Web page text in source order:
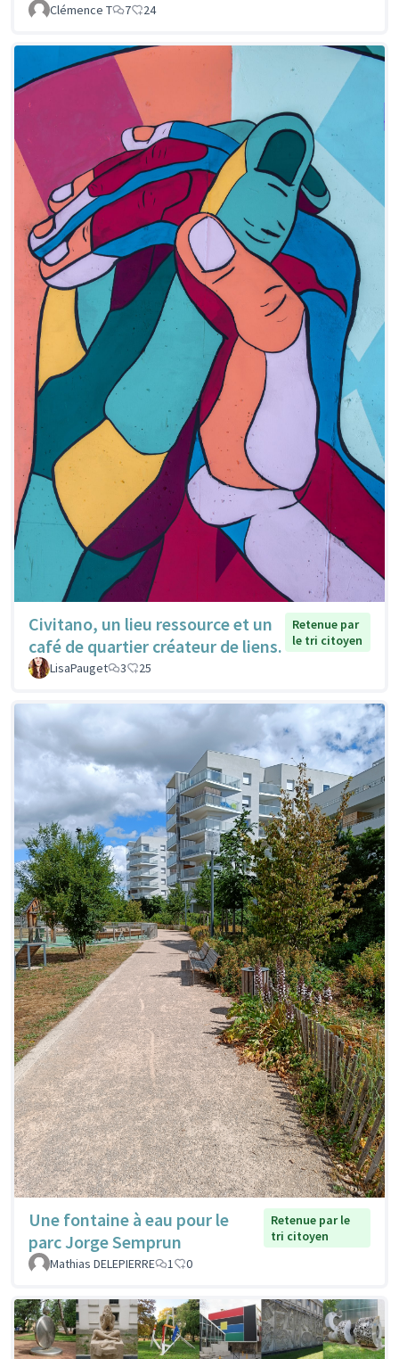
Clémence T
7 24
Civitano, un lieu ressource et un
café de quartier créateur de liens.
Retenue par
le tri citoyen
LisaPauget
3 25
Une fontaine à eau pour le
parc Jorge Semprun
Retenue par le
tri citoyen
Mathias DELEPIERRE
1 0